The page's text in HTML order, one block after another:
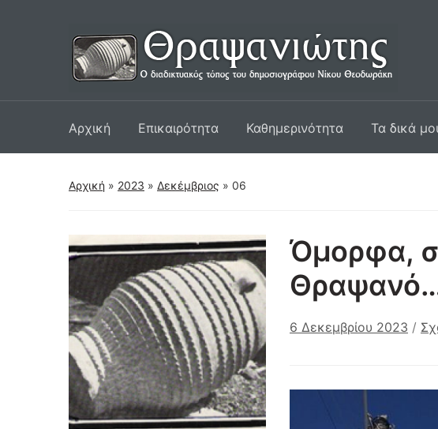
Αρχική Επικαιρότητα Καθημερινότητα Τα δικά
Αρχική » 2023 » Δεκέμβριος » 06
Όμορφα,
6 Δεκεμβρίου 2023 /